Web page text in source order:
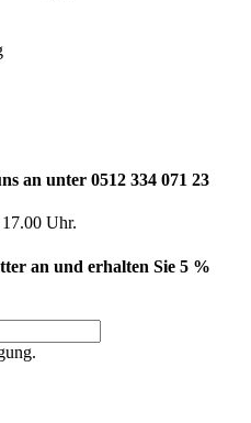
an unter 0512 334 071 23
Uhr.
an und erhalten Sie 5 %